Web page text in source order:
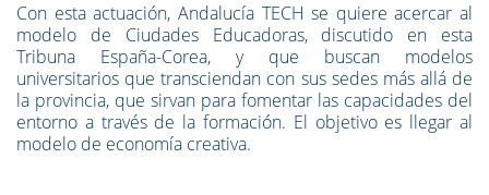
Con esta actuación, Andalucía TECH se quiere acercar al
modelo de Ciudades Educadoras, discutido en esta
Tribuna España-Corea, y que buscan modelos
universitarios que transciendan con sus sedes más allá de
la provincia, que sirvan para fomentar las capacidades del
entorno a través de la formación. El objetivo es llegar al
modelo de economía creativa.